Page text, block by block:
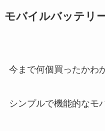
モバイルバッテリ
今まで何個買ったかわ
シンプルで機能的なモ